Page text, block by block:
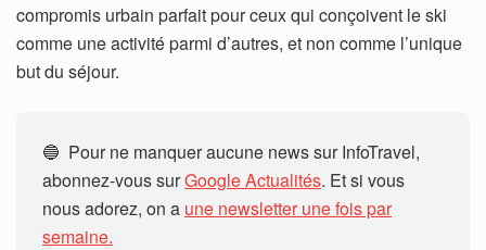
compromis urbain parfait pour ceux qui conçoivent le ski
comme une activité parmi d’autres, et non comme l’unique
but du séjour.
🔵 Pour ne manquer aucune news sur InfoTravel,
abonnez-vous surGoogle Actualités. Et si vous
nous adorez, on a une newsletter une fois par
semaine.